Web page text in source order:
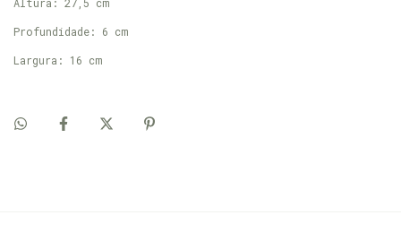
Altura: 27,5 cm
Profundidade: 6 cm
Largura: 16 cm